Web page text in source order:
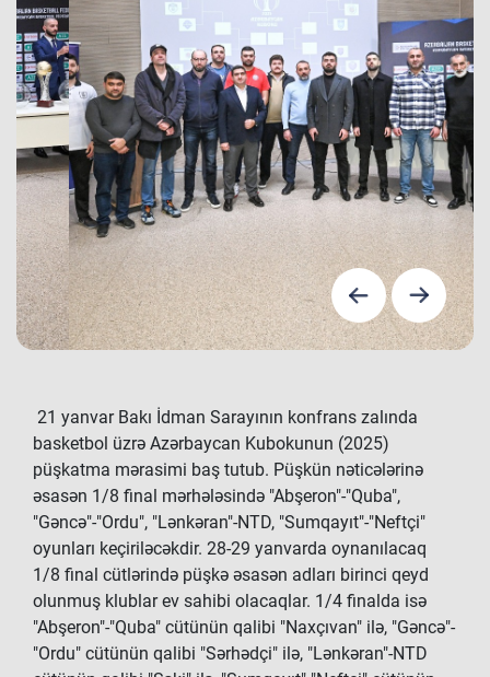
21 yanvar Bakı İdman Sarayının konfrans zalında
basketbol üzrə Azərbaycan Kubokunun (2025)
püşkatma mərasimi baş tutub. Püşkün nəticələrinə
əsasən 1/8 final mərhələsində "Abşeron"-"Quba",
"Gəncə"-"Ordu", "Lənkəran"-NTD, "Sumqayıt"-"Neftçi"
oyunları keçiriləcəkdir. 28-29 yanvarda oynanılacaq
1/8 final cütlərində püşkə əsasən adları birinci qeyd
olunmuş klublar ev sahibi olacaqlar. 1/4 finalda isə
"Abşeron"-"Quba" cütünün qalibi "Naxçıvan" ilə, "Gəncə"-
"Ordu" cütünün qalibi "Sərhədçi" ilə, "Lənkəran"-NTD